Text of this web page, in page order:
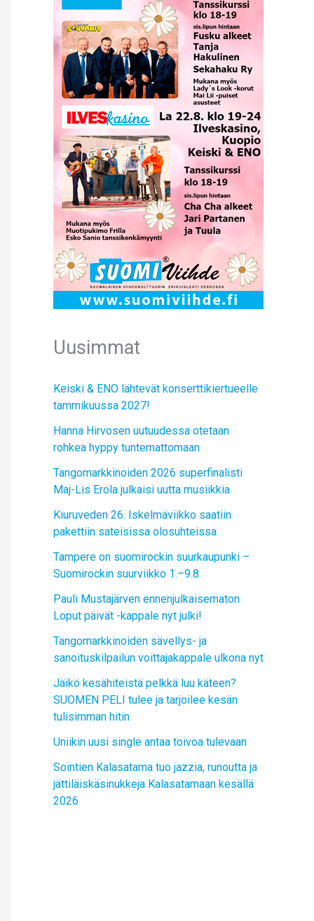
Uusimmat
Keiski & ENO lähtevät konserttikiertueelle
tammikuussa 2027!
Hanna Hirvosen uutuudessa otetaan
rohkea hyppy tuntemattomaan
Tangomarkkinoiden 2026 superfinalisti
Maj-Lis Erola julkaisi uutta musiikkia
Kiuruveden 26. Iskelmäviikko saatiin
pakettiin sateisissa olosuhteissa
Tampere on suomirockin suurkaupunki –
Suomirockin suurviikko 1.–9.8.
Pauli Mustajärven ennenjulkaisematon
Loput päivät -kappale nyt julki!
Tangomarkkinoiden sävellys- ja
sanoituskilpailun voittajakappale ulkona nyt
Jäikö kesähiteistä pelkkä luu käteen?
SUOMEN PELI tulee ja tarjoilee kesän
tulisimman hitin
Uniikin uusi single antaa toivoa tulevaan
Sointien Kalasatama tuo jazzia, runoutta ja
jättiläiskäsinukkeja Kalasatamaan kesällä
2026